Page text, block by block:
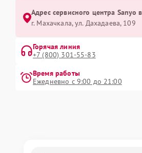
Адрес сервисного центра Sanyo
г. Махачкала, ул. Дахадаева, 109
Горячая линия
+7 (800) 301-55-83
Время работы
Ежедневно с 9:00 до 21:00